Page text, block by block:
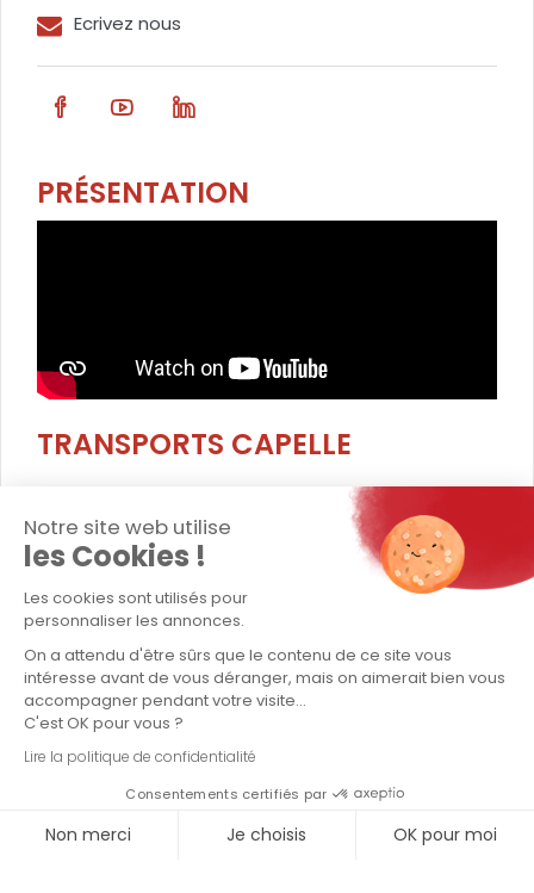
Notre site web utilise
les Cookies !
Les cookies sont utilisés pour
personnaliser les annonces.
On a attendu d'être sûrs que le contenu de ce site vous
intéresse avant de vous déranger, mais on aimerait bien vous
accompagner pendant votre visite...
C'est OK pour vous ?
Lire la politique de confidentialité
Consentements certifiés par
Non merci Je choisis
OK pour moi
Ecrivez nous
PRÉSENTATION
TRANSPORTS CAPELLE
Transport exceptionnel
Transport conventionnel
Logistique / stockage
Contact
LETTRE D'INFORMATIONS